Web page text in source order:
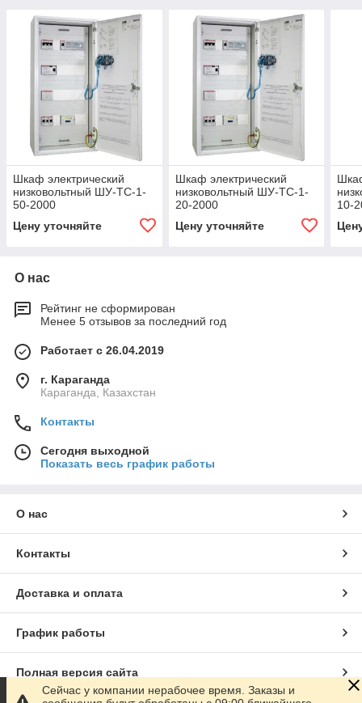
Шкаф электрический
низковольтный ШУ-ТС-1-
50-2000
Цену уточняйте
Шкаф электрический
низковольтный ШУ-ТС-1-
20-2000
Цену уточняйте
10-
О нас
Рейтинг не сформирован
Менее 5 отзывов за последний год
Работает с 26.04.2019
г. Караганда
Караганда, Казахстан
Контакты
Сегодня выходной
Показать весь график работы
О нас
Контакты
Доставка и оплата
График работы
Полная версия сайта
Сейчас у компании нерабочее время. Заказы и